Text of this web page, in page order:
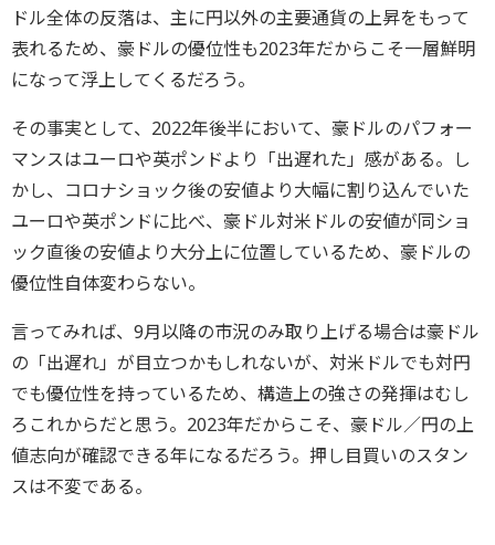
ドル全体の反落は、主に円以外の主要通貨の上昇をもって
表れるため、豪ドルの優位性も2023年だからこそ一層鮮明
になって浮上してくるだろう。
その事実として、2022年後半において、豪ドルのパフォー
マンスはユーロや英ポンドより「出遅れた」感がある。し
かし、コロナショック後の安値より大幅に割り込んでいた
ユーロや英ポンドに比べ、豪ドル対米ドルの安値が同ショ
ック直後の安値より大分上に位置しているため、豪ドルの
優位性自体変わらない。
言ってみれば、9月以降の市況のみ取り上げる場合は豪ドル
の「出遅れ」が目立つかもしれないが、対米ドルでも対円
でも優位性を持っているため、構造上の強さの発揮はむし
ろこれからだと思う。2023年だからこそ、豪ドル／円の上
値志向が確認できる年になるだろう。押し目買いのスタン
スは不変である。